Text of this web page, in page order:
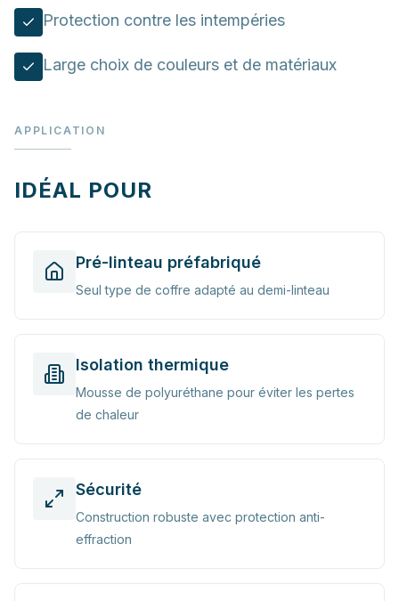
Protection contre les intempéries
Large choix de couleurs et de matériaux
APPLICATION
IDÉAL POUR
Pré-linteau préfabriqué
Seul type de coffre adapté au demi-linteau
Isolation thermique
Mousse de polyuréthane pour éviter les pertes
de chaleur
Sécurité
Construction robuste avec protection anti-
effraction